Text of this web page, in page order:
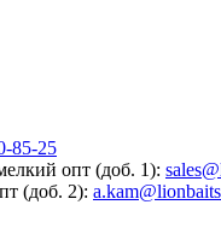
85-25
опт (доб. 1):
(доб. 2):